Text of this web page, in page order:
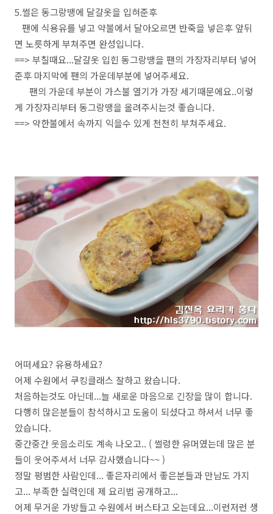
5.썰은 동그랑땡에 달걀옷을 입혀준후
팬에 식용유를 넣고 약불에서 달아오르면 반죽을 넣은후 앞뒤
면 노릇하게 부쳐주면 완성입니다.
==> 부칠때요...달걀옷 입힌 동그랑땡을 팬의 가장자리부터 넣어
준후 마지막에 팬의 가운데부분에 넣어주세요.
팬의 가운데 부분이 가스불 열기가 가장 세기때문에요..이렇
게 가장자리부터 동그랑땡을 올려주시는것 좋습니다.
==> 약한불에서 속까지 익을수 있게 천천히 부쳐주세요.
어떠세요? 유용하세요?
어제 수원에서 쿠킹클래스 잘하고 왔습니다.
처음하는것도 아닌데...늘 새로운 마음으로 긴장을 많이 합니다.
다행히 많은분들이 참석하시고 도움이 되셨다고 하셔서 너무 좋
았습니다.
중간중간 웃음소리도 계속 나오고.. ( 썰렁한 유머였는데 많은 분
들이 웃어주셔서 너무 감사했습니다~~ )
정말 평범한 사람인데... 좋은자리에서 좋은분들과 만남도 가지
고... 부족한 실력인데 제 요리법 공개하고...
어제 무거운 가방들고 수원에서 버스타고 오는데요...이런저런 생